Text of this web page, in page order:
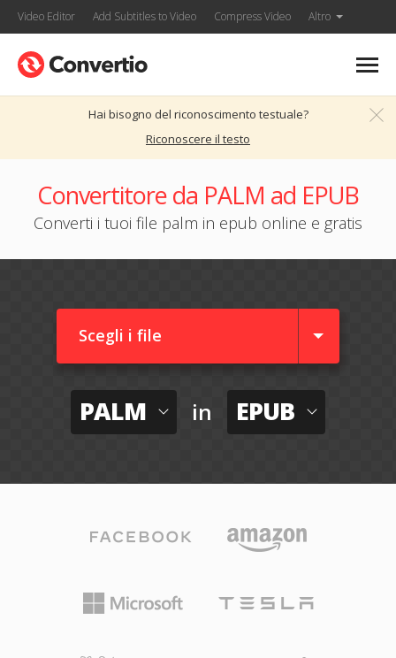
Video Editor Add Subtitles to Video Compress Video Altro
Hai bisogno del riconoscimento testuale?
Riconoscere il testo
Convertitore da PALM ad EPUB
Converti i tuoi file palm in epub online e gratis
Scegli i file
PALM in EPUB